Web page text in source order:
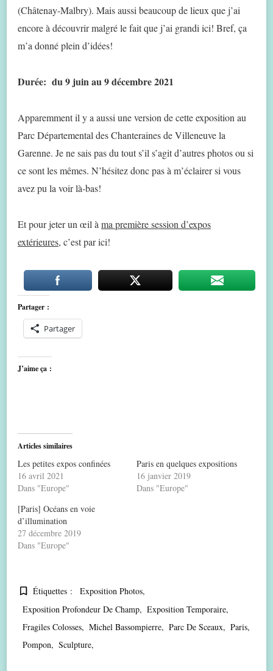
(Châtenay-Malbry). Mais aussi beaucoup de lieux que j’ai
encore à découvrir malgré le fait que j’ai grandi ici! Bref, ça
m’a donné plein d’idées!
Durée: du 9 juin au 9 décembre 2021
Apparemment il y a aussi une version de cette exposition au
Parc Départemental des Chanteraines de Villeneuve la
Garenne. Je ne sais pas du tout s’il s’agit d’autres photos ou si
ce sont les mêmes. N’hésitez donc pas à m’éclairer si vous
avez pu la voir là-bas!
Et pour jeter un œil àma première session d’expos
extérieures, c’est par ici!
Partager :
Partager
J’aime ça :
Articles similaires
Les petites expos confinées
16 avril 2021
Dans "Europe"
Paris en quelques expositions
16 janvier 2019
Dans "Europe"
[Paris] Océans en voie
d’illumination
27 décembre 2019
Dans "Europe"
Étiquettes :
Exposition Photos
Exposition Profondeur De Champ
Exposition Temporaire
Fragiles Colosses
Michel Bassompierre Parc De Sceaux
Paris
Pompon
Sculpture